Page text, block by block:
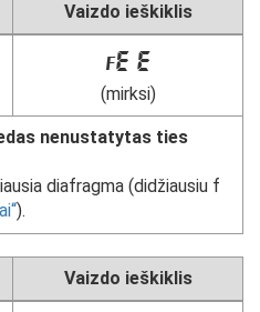
Vaizdo ieškiklis
B
(mirksi)
nenustatytas ties
diafragma (didžiausiu f
).
Vaizdo ieškiklis